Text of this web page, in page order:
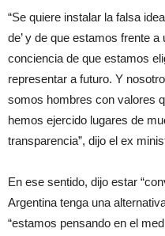
“Se quiere instalar la falsa
de’ y de que estamos frente
conciencia de que estamos
representar a futuro. Y
somos hombres con valores
hemos ejercido lugares de
transparencia”, dijo el ex
En ese sentido, dijo estar
Argentina tenga una
“estamos pensando en el